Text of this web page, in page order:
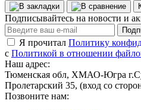
Подписывайтесь на новости и
Я прочитал Политику
с Политикой в отношении
Наш адрес:
Тюменская обл, ХМАО-Югра
Пролетарский 35, (вход со
Позвоните нам: